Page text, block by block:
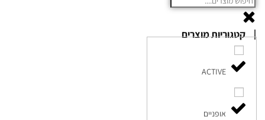
קטגוריות מוצרים
ACTIVE
אופניים